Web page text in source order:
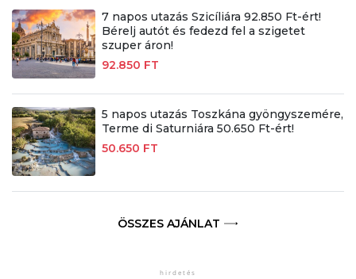
7 napos utazás Szicíliára 92.850 Ft-ért!
Bérelj autót és fedezd fel a szigetet
szuper áron!
92.850 FT
5 napos utazás Toszkána gyöngyszemére,
Terme di Saturniára 50.650 Ft-ért!
50.650 FT
ÖSSZES AJÁNLAT